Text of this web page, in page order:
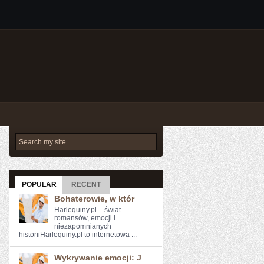
POPULAR RECENT
Bohaterowie, w któr
Harlequiny.pl – świat
romansów, emocji i
niezapomnianych
historiiHarlequiny.pl to internetowa ...
Wykrywanie emocji: J